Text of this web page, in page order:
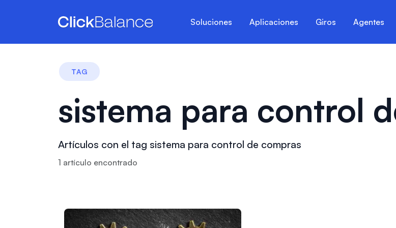
Soluciones Aplicaciones Giros Agentes
TAG
sistema para control
Artículos con el tag sistema para control de compras
1 artículo encontrado